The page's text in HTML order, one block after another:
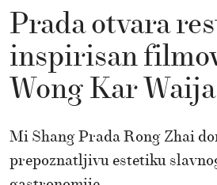
Prada otvara
inspirisan
Wong Kar Waija
Mi Shang Prada Rong Zhai
prepoznatljivu estetiku